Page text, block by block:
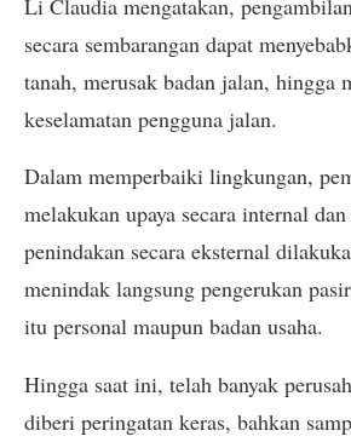
Li Claudia mengatakan,
secara sembarangan dapat
tanah, merusak badan jalan, hingga
keselamatan pengguna jalan.
Dalam memperbaiki lingkungan,
melakukan upaya secara internal
penindakan secara eksternal
menindak langsung pengerukan
itu personal maupun badan usaha.
Hingga saat ini, telah banyak
diberi peringatan keras, bahkan